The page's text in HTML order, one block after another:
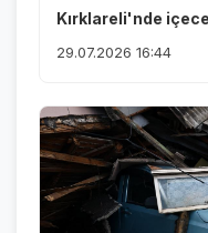
Kırklareli'nde
29.07.2026 16:44